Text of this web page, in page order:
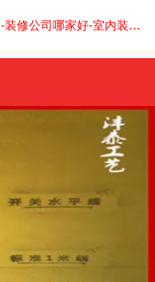
专注品质家装-鞍山沣泰装饰-装修公司哪家好-室内装修设计